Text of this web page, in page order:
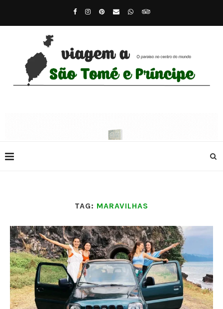
TAG: MARAVILHAS